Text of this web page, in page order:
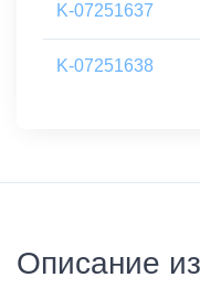
K-07251637
K-07251638
Описание